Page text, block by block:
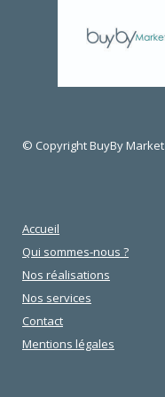
© Copyright BuyBy Market
Accueil
Qui sommes-nous ?
Nos réalisations
Nos services
Contact
Mentions légales